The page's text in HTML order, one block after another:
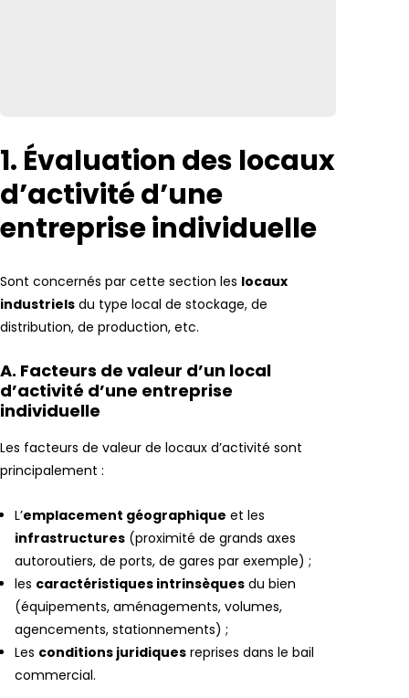
1. Évaluation des locaux
d’activité d’une
entreprise individuelle
Sont concernés par cette section les locaux
industriels du type local de stockage, de
distribution, de production, etc.
A. Facteurs de valeur d’un local
d’activité d’une entreprise
individuelle
Les facteurs de valeur de locaux d’activité sont
principalement :
L’emplacement géographique et les
infrastructures (proximité de grands axes
autoroutiers, de ports, de gares par exemple) ;
les caractéristiques intrinsèques du bien
(équipements, aménagements, volumes,
agencements, stationnements) ;
Les conditions juridiques reprises dans le bail
commercial.